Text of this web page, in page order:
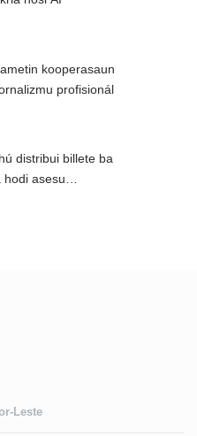
kooperasaun
profisionál
distribui billete ba
hodi asesu
Leste